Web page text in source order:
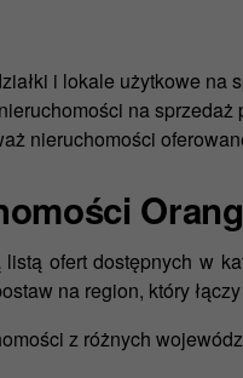
i lokale użytkowe
na
nieruchomości
ofert dostępnych w
na region, który
z różnych